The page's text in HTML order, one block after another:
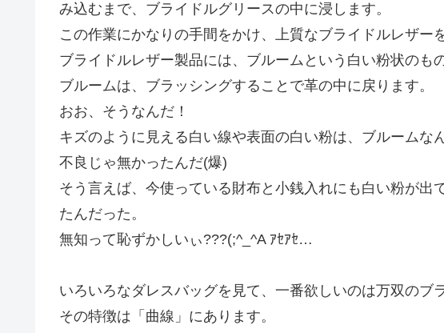
み込むまで、ブライドルグリースの中に浸します。
この作業にかなりの手間をかけ、上質なブライドルレザー
ブライドルレザー製品には、ブルームという白い粉状のも
ブルームは、ブラッシングすることで革の中に戻ります。
おお、そうなんだ！
キズのように見える白い線や表面の白い粉は、ブルームな
不良じゃ無かったんだ(爆)
そう言えば、今使っている財布と小銭入れにも白い粉が出
たんだった。
無知って恥ずかしいぃ???(;^_^A ｱｾｱｾ…
いろいろなダレスバッグを見て、一番欲しいのは万双のブ
その特徴は「曲線」にあります。